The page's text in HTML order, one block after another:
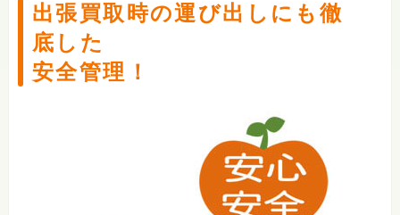
出張買取時の運び出しにも徹
底した
安全管理！